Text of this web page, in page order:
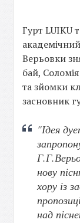
Гурт LUIKU
Верьовки
бай,
та зйомки
засновник
"Ідея
нову
хору із
над